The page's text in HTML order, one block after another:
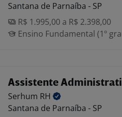
Santana de Parnaíba - SP
R$ 1.995,00 a R$ 2.398,00
Ensino Fundamental (1º
Assistente
Serhum RH
Santana de Parnaíba - SP